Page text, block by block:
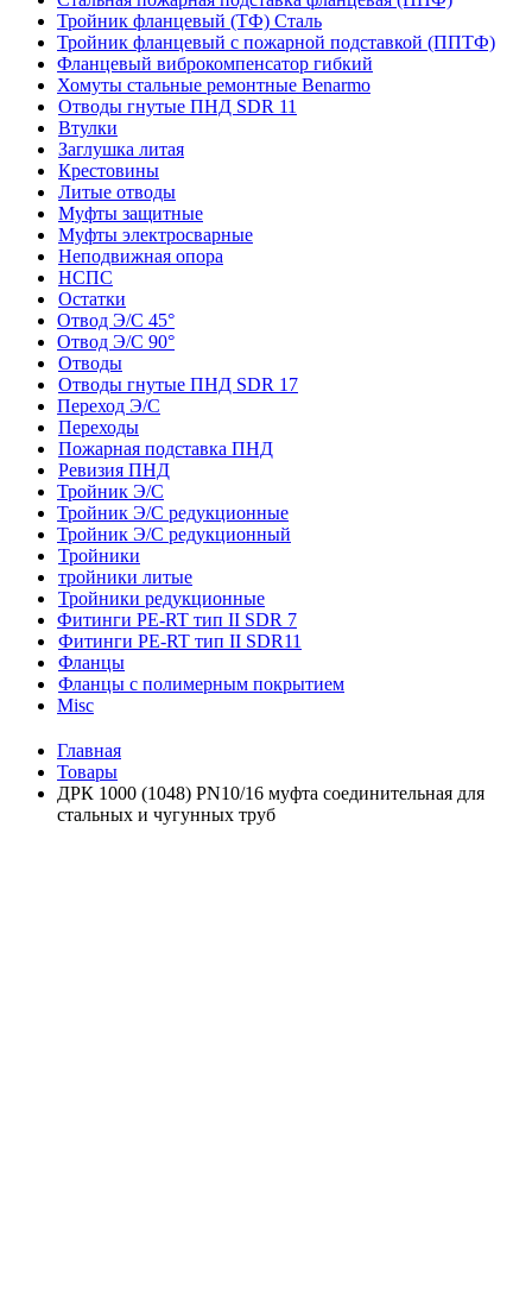
Тройник фланцевый (ТФ) Сталь
Тройник фланцевый с пожарной подставкой (ППТФ)
Фланцевый виброкомпенсатор гибкий
Хомуты стальные ремонтные Benarmo
Отводы гнутые ПНД SDR 11
Втулки
Заглушка литая
Крестовины
Литые отводы
Муфты защитные
Муфты электросварные
Неподвижная опора
НСПС
Остатки
Отвод Э/С 45°
Отвод Э/С 90°
Отводы
Отводы гнутые ПНД SDR 17
Переход Э/С
Переходы
Пожарная подставка ПНД
Ревизия ПНД
Тройник Э/С
Тройник Э/С редукционные
Тройник Э/С редукционный
Тройники
тройники литые
Тройники редукционные
Фитинги PE-RT тип II SDR 7
Фитинги PE-RT тип II SDR11
Фланцы
Фланцы с полимерным покрытием
Misc
Главная
Товары
ДРК 1000 (1048) PN10/16 муфта соединительная для
стальных и чугунных труб